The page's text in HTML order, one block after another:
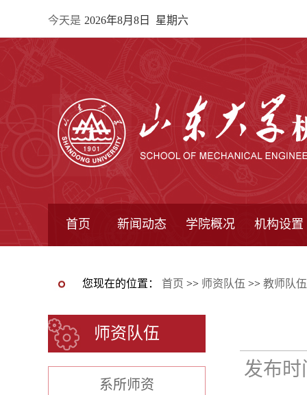
今天是 2026年8月8日 星期六
首页 新闻动态 学院概况 机构设置
您现在的位置： 首页 >> 师资队伍 >> 教师队伍
师资队伍
系所师资
发布